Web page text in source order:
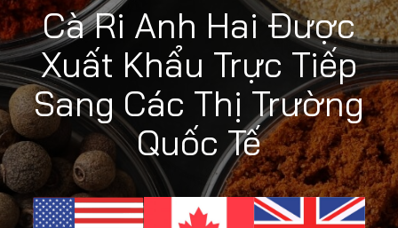
Cà Ri Anh Hai Được
Xuất Khẩu Trực Tiếp
Sang Các Thị Trường
Quốc Tế